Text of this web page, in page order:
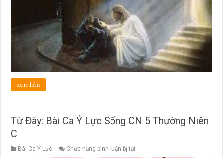
Sống
6
Thường
Niên
C
xem thêm
Từ Đây: Bài Ca Ý Lực Sống CN 5 Thường Niên
C
Bài Ca Ý Lực Chức năng bình luận bị tắt